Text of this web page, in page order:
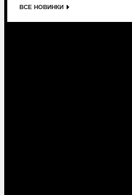
ВСЕ НОВИНКИ